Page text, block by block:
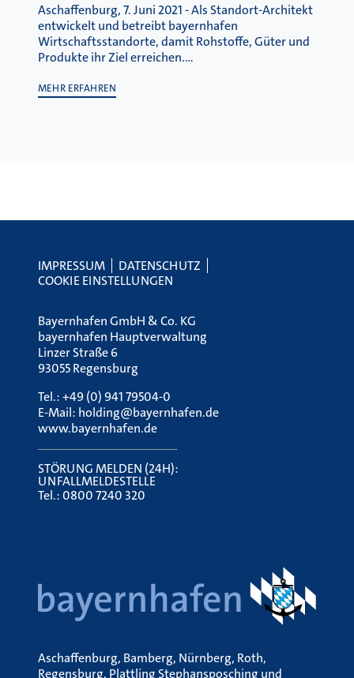
Aschaffenburg, 7. Juni 2021 - Als Standort-Architekt
entwickelt und betreibt bayernhafen
Wirtschaftsstandorte, damit Rohstoffe, Güter und
Produkte ihr Ziel erreichen.…
MEHR ERFAHREN
IMPRESSUM
DATENSCHUTZ
COOKIE EINSTELLUNGEN
Bayernhafen GmbH & Co. KG
bayernhafen Hauptverwaltung
Linzer Straße 6
93055 Regensburg
Tel.:+49 (0) 941 79504-0
E-Mail: holding@bayernhafen.de
www.bayernhafen.de
STÖRUNG MELDEN (24H):
UNFALLMELDESTELLE
Tel.:0800 7240 320
Aschaffenburg, Bamberg, Nürnberg, Roth,
Regensburg, Plattling Stephansposching und